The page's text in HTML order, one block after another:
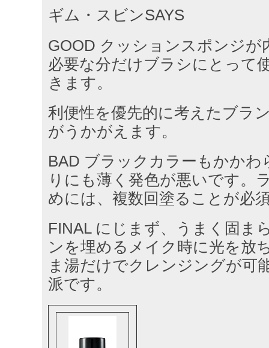
ギム・スビンSAYS
GOOD クッションスポンジが
必要な分だけブラシにとって
きます。
利便性を優先的に考えたブラ
がうかがえます。
BAD ブラックカラーもかかわ
りにも薄く発色が悪いです。
めには、複数回塗ることが必
FINAL にじまず、うまく固ま
ンを埋めるメイク時に光を放
ま湯だけでクレンジングが可
派です。